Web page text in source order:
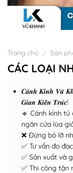
Trang chủ / Sản
CÁC LOẠI
𝑪𝒂́𝒏𝒉 𝑲𝒊́𝒏𝒉 𝑽𝒖̃
𝑮𝒊𝒂𝒏 𝑲𝒊𝒆̂́𝒏 𝑻𝒓𝒖́𝒄!
🔹 Cánh kính
ngăn cửa lùa
❌ Đừng bỏ lỡ
✅ Tư vấn đo
✅ Sản xuất và
✅ Thi công tận